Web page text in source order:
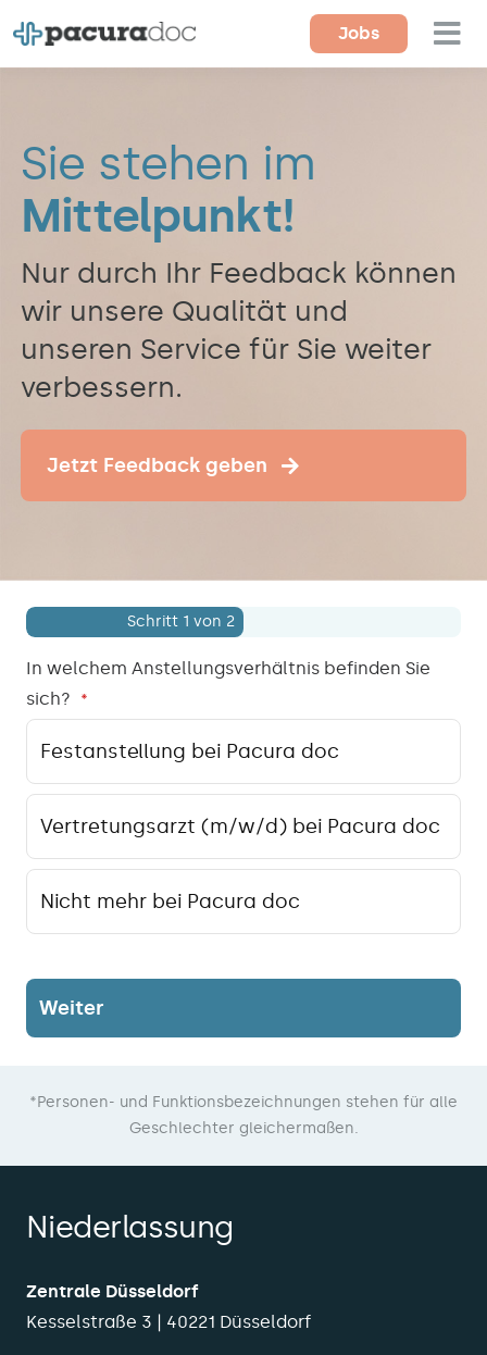
Inhalt
springen
Für Einrichtungen
Magazin
Über uns
Jobs
Sie stehen im
Mittelpunkt!
Nur durch Ihr Feedback können
wir unsere Qualität und
unseren Service für Sie weiter
verbessern.
Jetzt Feedback geben
Schritt 1 von 2
In welchem Anstellungsverhältnis befinden Sie
sich?
*
Festanstellung bei Pacura doc
Vertretungsarzt (m/w/d) bei Pacura doc
Nicht mehr bei Pacura doc
Weiter
*Personen- und Funktionsbezeichnungen stehen für alle
Geschlechter gleichermaßen.
Niederlassung
Zentrale Düsseldorf
Kesselstraße 3 | 40221 Düsseldorf